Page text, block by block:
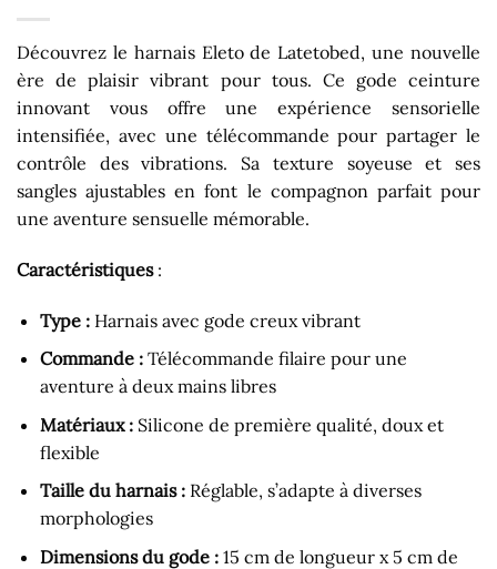
Découvrez le harnais Eleto de Latetobed, une nouvelle
ère de plaisir vibrant pour tous. Ce gode ceinture
innovant vous offre une expérience sensorielle
intensifiée, avec une télécommande pour partager le
contrôle des vibrations. Sa texture soyeuse et ses
sangles ajustables en font le compagnon parfait pour
une aventure sensuelle mémorable.
Caractéristiques:
Type :Harnais avec gode creux vibrant
Commande :Télécommande filaire pour une
aventure à deux mains libres
Matériaux :Silicone de première qualité, doux et
flexible
Taille du harnais :Réglable, s’adapte à diverses
morphologies
Dimensions du gode :15 cm de longueur x 5 cm de